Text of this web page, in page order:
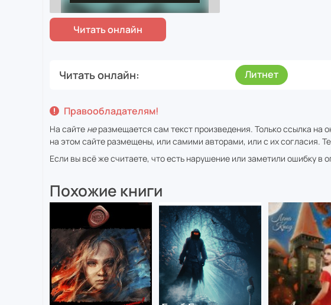
Читать онлайн Литнет
Правообладателям!
На сайте неразмещается сам текст произведения. Только ссылка на
на этом сайте размещены, или самими авторами, или с их согласия.
Если вы всё же считаете, что есть нарушение или заметили ошибку в
Похожие книги